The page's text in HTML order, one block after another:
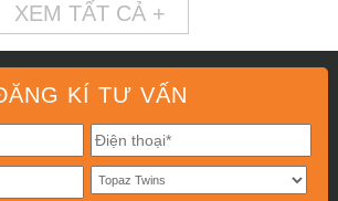
XEM TẤT CẢ +
KÍ TƯ VẤN